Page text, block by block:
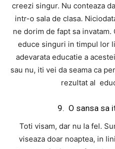
creezi singur. Nu conteaza
intr-o sala de clasa.
ne dorim de fapt sa
educe singuri in timpul lor
adevarata educatie a
sau nu, iti vei da seama ca
rezultat al
9. O sansa sa
Toti visam, dar nu la fel.
viseaza doar noaptea, in